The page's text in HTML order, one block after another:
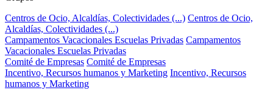
Centros de Ocio, Alcaldías, Colectividades (...) Centros de Ocio,
Alcaldías, Colectividades (...)
Campamentos Vacacionales Escuelas Privadas Campamentos
Vacacionales Escuelas Privadas
Comité de Empresas Comité de Empresas
Incentivo, Recursos humanos y Marketing Incentivo, Recursos
humanos y Marketing